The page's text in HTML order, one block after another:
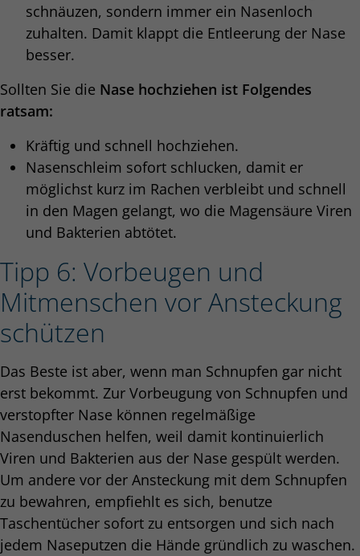
schnäuzen, sondern immer ein Nasenloch
zuhalten. Damit klappt die Entleerung der Nase
besser.
Sollten Sie die Nase hochziehen ist Folgendes
ratsam:
Kräftig und schnell hochziehen.
Nasenschleim sofort schlucken, damit er
möglichst kurz im Rachen verbleibt und schnell
in den Magen gelangt, wo die Magensäure Viren
und Bakterien abtötet.
Tipp 6: Vorbeugen und
Mitmenschen vor Ansteckung
schützen
Das Beste ist aber, wenn man Schnupfen gar nicht
erst bekommt. Zur Vorbeugung von Schnupfen und
verstopfter Nase können regelmäßige
Nasenduschen helfen, weil damit kontinuierlich
Viren und Bakterien aus der Nase gespült werden.
Um andere vor der Ansteckung mit dem Schnupfen
zu bewahren, empfiehlt es sich, benutze
Taschentücher sofort zu entsorgen und sich nach
jedem Naseputzen die Hände gründlich zu waschen.